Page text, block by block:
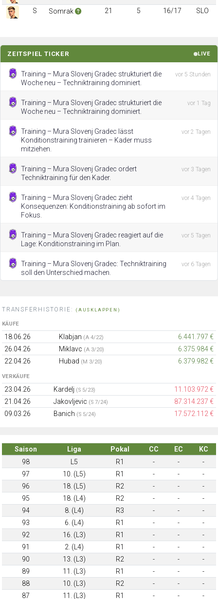
S
Somrak 21 5 16/17 SLO
ZEITSPIEL TICKER LIVE
Training – Mura Slovenj Gradec strukturiert die
Woche neu – Techniktraining dominiert.
vor 5 Stunden
Training – Mura Slovenj Gradec strukturiert die
Woche neu – Techniktraining dominiert.
vor 1 Tag
Training – Mura Slovenj Gradec lässt
Konditionstraining trainieren – Kader muss
mitziehen.
vor 2 Tagen
Training – Mura Slovenj Gradec ordert
Techniktraining für den Kader.
vor 3 Tagen
Training – Mura Slovenj Gradec zieht
Konsequenzen: Konditionstraining ab sofort im
Fokus.
vor 4 Tagen
Training – Mura Slovenj Gradec reagiert auf die
Lage: Konditionstraining im Plan.
vor 5 Tagen
Training – Mura Slovenj Gradec: Techniktraining
soll den Unterschied machen.
vor 6 Tagen
TRANSFERHISTORIE: (AUSKLAPPEN)
KÄUFE
18.06.26 Klabjan (A 4/22)
6.441.797 €
26.04.26
Miklavc (A 3/20)
6.375.984 €
22.04.26
Hubad (M 3/20) 6.379.982 €
VERKÄUFE
23.04.26 Kardelj (S 5/23)
11.103.972 €
21.04.26
Jakovljevic (S 7/24)
87.314.237 €
09.03.26
Banich (S 5/24) 17.572.112 €
Saison Liga Pokal CC EC
KC
98
L5 R1 - -
-
97
10. (L5) R1 - -
-
96
18. (L5) R2 - -
-
95
18. (L4) R2 - -
-
94
8. (L4) R3 - -
-
93
6. (L4) R1 - -
-
92
16. (L3) R1 - -
-
91
2. (L4) R1 - -
-
90
13. (L3) R2 - -
-
89
11. (L3) R1 - -
-
88
10. (L3) R2 - -
-
87
11. (L3) R1 - - -